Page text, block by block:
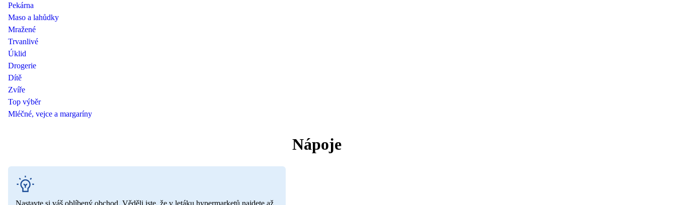
Pekárna
Maso a lahůdky
Mražené
Trvanlivé
Úklid
Drogerie
Dítě
Zvíře
Top výběr
Mléčné, vejce a margaríny
Nápoje
Nastavte si váš oblíbený obchod. Věděli jste, že v letáku hypermarketů najdete až